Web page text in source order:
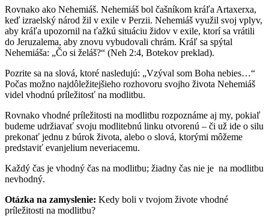
Rovnako ako Nehemiáš. Nehemiáš bol čašníkom kráľa Artaxerxa,
keď izraelský národ žil v exile v Perzii. Nehemiáš využil svoj vplyv,
aby kráľa upozornil na ťažkú situáciu židov v exile, ktorí sa vrátili
do Jeruzalema, aby znovu vybudovali chrám. Kráľ sa spýtal
Nehemiáša: „Čo si želáš?“ (Neh 2:4, Botekov preklad).
Pozrite sa na slová, ktoré nasledujú: „Vzýval som Boha nebies…“
Počas možno najdôležitejšieho rozhovoru svojho života Nehemiáš
videl vhodnú príležitosť na modlitbu.
Rovnako vhodné príležitosti na modlitbu rozpoznáme aj my, pokiaľ
budeme udržiavať svoju modlitebnú linku otvorenú – či už ide o silu
prekonať jednu z búrok života, alebo o slová, ktorými môžeme
predstaviť evanjelium neveriacemu.
Každý čas je vhodný čas na modlitbu; žiadny čas nie je na modlitbu
nevhodný.
Otázka na zamyslenie: Kedy boli v tvojom živote vhodné
príležitosti na modlitbu?